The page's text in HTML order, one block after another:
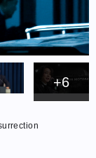
+6